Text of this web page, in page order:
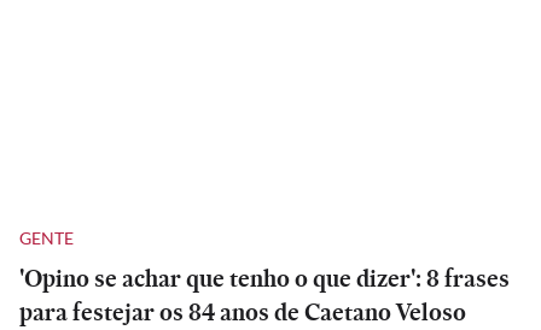
GENTE
'Opino se achar que tenho o que dizer': 8 frases
para festejar os 84 anos de Caetano Veloso